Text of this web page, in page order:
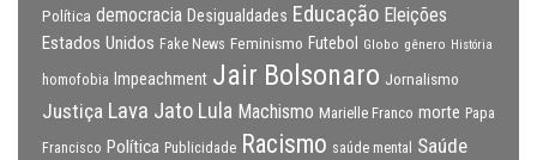
Política democracia Desigualdades Educação Eleições
Estados Unidos Fake News Feminismo Futebol Globo gênero História
homofobia Impeachment Jair Bolsonaro Jornalismo
Justiça Lava Jato Lula Machismo Marielle Franco morte Papa
Francisco Política Publicidade Racismo saúde mental
Saúde